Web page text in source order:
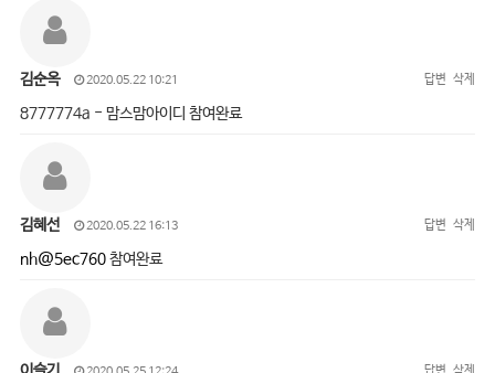
김순옥 2020.05.22 10:21 답변 삭제
8777774a - 맘스맘아이디 참여완료
김혜선 2020.05.22 16:13 답변 삭제
nh@5ec760참여완료